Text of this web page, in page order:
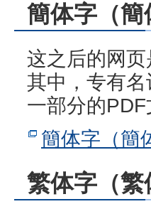
簡体字（簡
这之后的网
其中，专有
一部分的
簡体字（簡
繁体字（繁